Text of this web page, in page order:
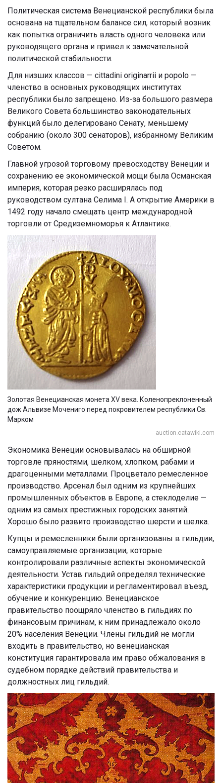
Политическая система Венецианской республики была
основана на тщательном балансе сил, который возник
как попытка ограничить власть одного человека или
руководящего органа и привел к замечательной
политической стабильности.
Для низших классов — cittadini originarrii и popolo —
членство в основных руководящих институтах
республики было запрещено. Из-за большого размера
Великого Совета большинство законодательных
функций было делегировано Сенату, меньшему
собранию (около 300 сенаторов), избранному Великим
Советом.
Главной угрозой торговому превосходству Венеции и
сохранению ее экономической мощи была Османская
империя, которая резко расширялась под
руководством султана Селима I. А открытие Америки в
1492 году начало смещать центр международной
торговли от Средиземноморья к Атлантике.
Золотая Венецианская монета XV века. Коленопреклоненный
дож Альвизе Мочениго перед покровителем республики Св.
Марком
auction.catawiki.com
Экономика Венеции основывалась на обширной
торговле пряностями, шелком, хлопком, рабами и
драгоценными металлами. Процветало ремесленное
производство. Арсенал был одним из крупнейших
промышленных объектов в Европе, а стеклоделие —
одним из самых престижных городских занятий.
Хорошо было развито производство шерсти и шелка.
Купцы и ремесленники были организованы в гильдии,
самоуправляемые организации, которые
контролировали различные аспекты экономической
деятельности. Устав гильдий определял технические
характеристики продукции и регламентировал въезд,
обучение и конкуренцию. Венецианское
правительство поощряло членство в гильдиях по
финансовым причинам, к ним принадлежало около
20% населения Венеции. Члены гильдий не могли
входить в правительство, но венецианская
конституция гарантировала им право обжалования в
судебном порядке действий правительства и
должностных лиц гильдий.